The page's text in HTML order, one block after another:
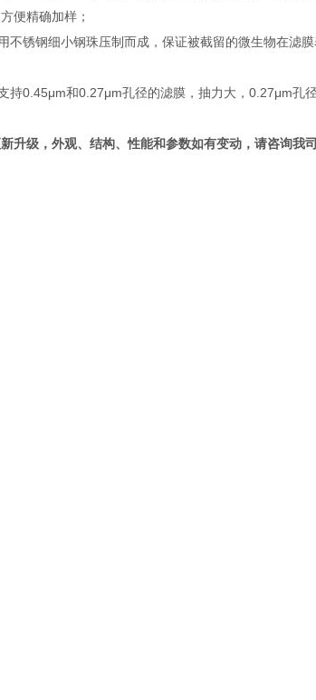
便精确加样；
不锈钢细小钢珠压制而成，保证被截留的微生物在滤
持0.45μm和0.27μm孔径的滤膜，抽力大，0.27μm孔
升级，外观、结构、性能和参数如有变动，请咨询我